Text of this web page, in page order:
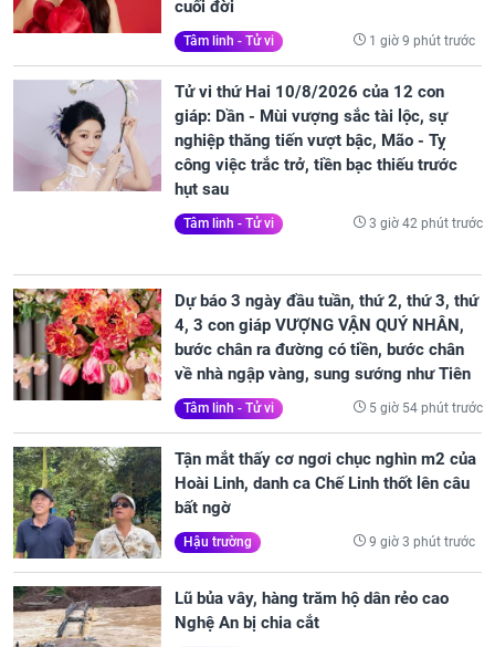
cuối đời
Tâm linh - Tử vi 1 giờ 9 phút trước
Tử vi thứ Hai 10/8/2026 của 12 con
giáp: Dần - Mùi vượng sắc tài lộc, sự
nghiệp thăng tiến vượt bậc, Mão - Tỵ
công việc trắc trở, tiền bạc thiếu trước
hụt sau
Tâm linh - Tử vi 3 giờ 42 phút trước
Dự báo 3 ngày đầu tuần, thứ 2, thứ 3, thứ
4, 3 con giáp VƯỢNG VẬN QUÝ NHÂN,
bước chân ra đường có tiền, bước chân
về nhà ngập vàng, sung sướng như Tiên
Tâm linh - Tử vi 5 giờ 54 phút trước
Tận mắt thấy cơ ngơi chục nghìn m2 của
Hoài Linh, danh ca Chế Linh thốt lên câu
bất ngờ
Hậu trường 9 giờ 3 phút trước
Lũ bủa vây, hàng trăm hộ dân rẻo cao
Nghệ An bị chia cắt